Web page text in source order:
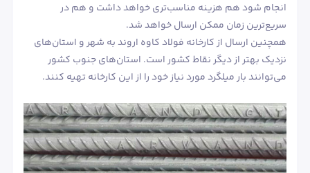
انجام شود هم هزینه مناسب‌تری خواهد داشت و هم در
سریع‌ترین زمان ممکن ارسال خواهد شد.
همچنین ارسال از کارخانه فولاد کاوه اروند به شهر و استان‌های
نزدیک بهتر از دیگر نقاط کشور است. استان‌های جنوب کشور
می‌توانند بار میلگرد مورد نیاز خود را از این کارخانه تهیه کنند.